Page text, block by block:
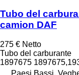
Tubo del
camion DAF
275 € Netto
Tubo del carburante
1897675
Paesi Bassi,